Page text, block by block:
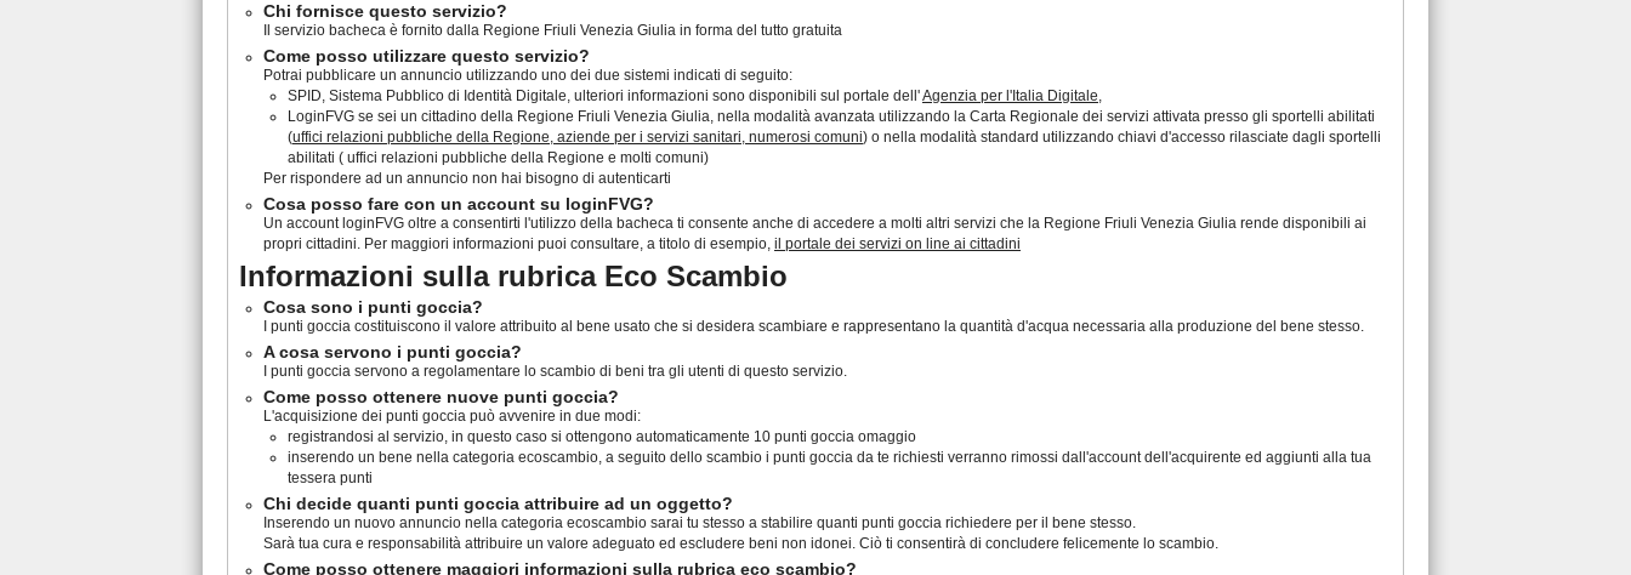
Chi fornisce questo servizio?
Il servizio bacheca è fornito dalla Regione Friuli Venezia Giulia in forma del tutto gratuita
Come posso utilizzare questo servizio?
Potrai pubblicare un annuncio utilizzando uno dei due sistemi indicati di seguito:
SPID, Sistema Pubblico di Identità Digitale, ulteriori informazioni sono disponibili sul portale dell'Agenzia per l'Italia Digitale,
LoginFVG se sei un cittadino della Regione Friuli Venezia Giulia, nella modalità avanzata utilizzando la Carta Regionale dei servizi attivata presso gli sportelli abilitati
(uffici relazioni pubbliche della Regione, aziende per i servizi sanitari, numerosi comuni) o nella modalità standard utilizzando chiavi d'accesso rilasciate dagli sportelli
abilitati ( uffici relazioni pubbliche della Regione e molti comuni)
Per rispondere ad un annuncio non hai bisogno di autenticarti
Cosa posso fare con un account su loginFVG?
Un account loginFVG oltre a consentirti l'utilizzo della bacheca ti consente anche di accedere a molti altri servizi che la Regione Friuli Venezia Giulia rende disponibili ai
propri cittadini. Per maggiori informazioni puoi consultare, a titolo di esempio, il portale dei servizi on line ai cittadini
Informazioni sulla rubrica Eco Scambio
Cosa sono i punti goccia?
I punti goccia costituiscono il valore attribuito al bene usato che si desidera scambiare e rappresentano la quantità d'acqua necessaria alla produzione del bene stesso.
A cosa servono i punti goccia?
I punti goccia servono a regolamentare lo scambio di beni tra gli utenti di questo servizio.
Come posso ottenere nuove punti goccia?
L'acquisizione dei punti goccia può avvenire in due modi:
registrandosi al servizio, in questo caso si ottengono automaticamente 10 punti goccia omaggio
inserendo un bene nella categoria ecoscambio, a seguito dello scambio i punti goccia da te richiesti verranno rimossi dall'account dell'acquirente ed aggiunti alla tua
tessera punti
Chi decide quanti punti goccia attribuire ad un oggetto?
Inserendo un nuovo annuncio nella categoria ecoscambio sarai tu stesso a stabilire quanti punti goccia richiedere per il bene stesso.
Sarà tua cura e responsabilità attribuire un valore adeguato ed escludere beni non idonei. Ciò ti consentirà di concludere felicemente lo scambio.
Come posso ottenere maggiori informazioni sulla rubrica eco scambio?